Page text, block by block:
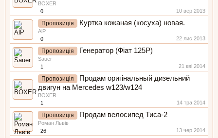
BOXER
0
10 вер 2013
Пропозиція Куртка кожаная (косуха) новая.
AlP
0
22 лис 2013
Пропозиція Генератор (Фіат 125Р)
Sauer
1
21 кві 2014
Пропозиція
Продам оригінальный дизельний
двигун на Mercedes w123/w124
BOXER
1
14 тра 2014
Пропозиція Продам велосипед Тиса-2
Роман Львів
26
13 чер 2014